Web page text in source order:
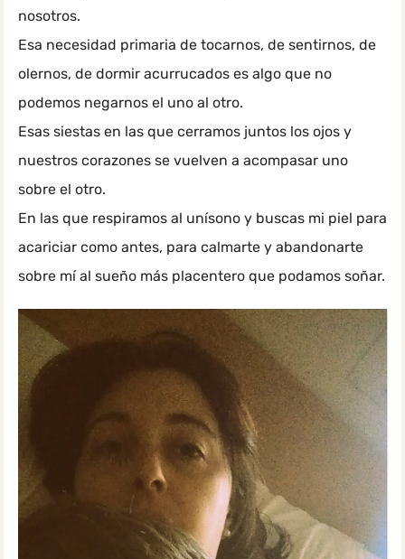
nosotros.
Esa necesidad primaria de tocarnos, de sentirnos, de
olernos, de dormir acurrucados es algo que no
podemos negarnos el uno al otro.
Esas siestas en las que cerramos juntos los ojos y
nuestros corazones se vuelven a acompasar uno
sobre el otro.
En las que respiramos al unísono y buscas mi piel para
acariciar como antes, para calmarte y abandonarte
sobre mí al sueño más placentero que podamos soñar.